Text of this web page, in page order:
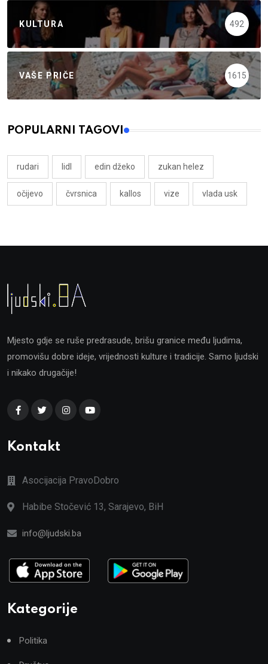
KULTURA 492
VAŠE PRIČE 1615
POPULARNI TAGOVI
rudari lidl edin džeko zukan helez
očijevo čvrsnica kallos vize vlada usk
Mjesto gdje se ruše predrasude, brišu granice među ljudima,
promovišu dobre ideje, vrijednosti kulture i tradicije. Samo ljudski
i nikako drugačije!
Kontakt
Asocijacija PravoDobro
Habibe Stočević 13, Sarajevo, BiH
info@ljudski.ba
Kategorije
Politika